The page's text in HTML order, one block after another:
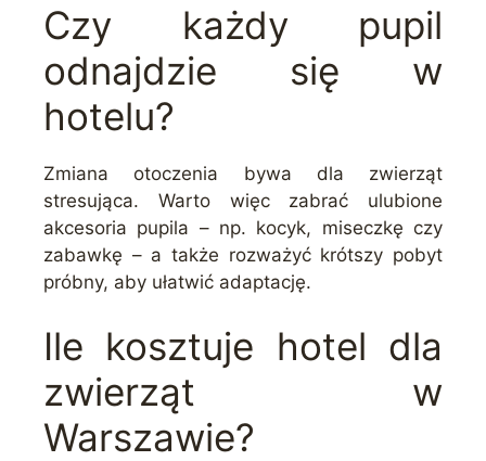
Czy każdy pupil
odnajdzie się w
hotelu?
Zmiana otoczenia bywa dla zwierząt
stresująca. Warto więc zabrać ulubione
akcesoria pupila – np. kocyk, miseczkę czy
zabawkę – a także rozważyć krótszy pobyt
próbny, aby ułatwić adaptację.
Ile kosztuje hotel dla
zwierząt w
Warszawie?